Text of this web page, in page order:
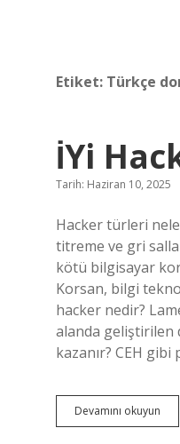
Etiket: Türkçe
İYi
Tarih: Haziran 10, 2025
Hacker türleri
titreme ve gri
kötü bilgisayar
Korsan, bilgi
hacker nedir?
alanda geliştirilen
kazanır? CEH
Devamını okuyun